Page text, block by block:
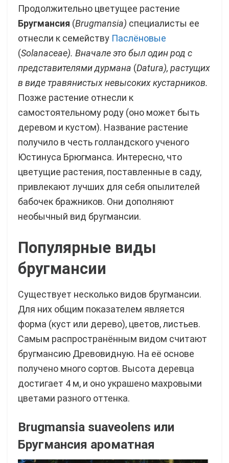
Продолжительно цветущее растение
Бругмансия (Brugmansia) специалисты ее
отнесли к семейству Паслёновые
(Solanaceae). Вначале это был один род с
представителями дурмана (Datura), растущих
в виде травянистых невысоких кустарников.
Позже растение отнесли к
самостоятельному роду (оно может быть
деревом и кустом). Название растение
получило в честь голландского ученого
Юстинуса Брюгманса. Интересно, что
цветущие растения, поставленные в саду,
привлекают лучших для себя опылителей
бабочек бражников. Они дополняют
необычный вид бругмансии.
Популярные виды
бругмансии
Существует несколько видов бругмансии.
Для них общим показателем является
форма (куст или дерево), цветов, листьев.
Самым распространённым видом считают
бругмансию Древовидную. На её основе
получено много сортов. Высота деревца
достигает 4 м, и оно украшено махровыми
цветами разного оттенка.
Brugmansia suaveolens или
Бругмансия ароматная